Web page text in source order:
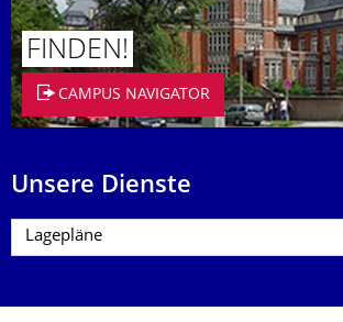
FINDEN!
CAMPUS NAVIGATOR
Unsere Dienste